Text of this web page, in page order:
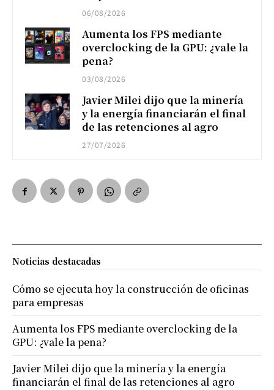
06/08/2026
Aumenta los FPS mediante
overclocking de la GPU: ¿vale la
pena?
03/08/2026
Javier Milei dijo que la minería
y la energía financiarán el final
de las retenciones al agro
27/07/2026
Noticias destacadas
Cómo se ejecuta hoy la construcción de oficinas
para empresas
Aumenta los FPS mediante overclocking de la
GPU: ¿vale la pena?
Javier Milei dijo que la minería y la energía
financiarán el final de las retenciones al agro